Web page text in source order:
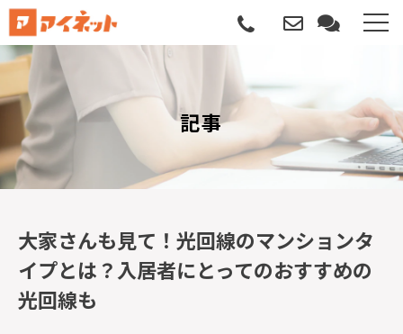
選ばれる理由
導入について
サポートについて
記事
記事
大家さんも見て！光回線のマンションタ
イプとは？入居者にとってのおすすめの
光回線も